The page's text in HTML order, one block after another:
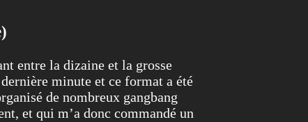
entre la dizaine et la grosse
minute et ce format a été
de nombreux gangbang
et qui m’a donc commandé un